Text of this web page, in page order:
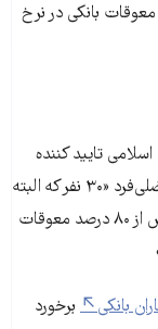
بانکی در نرخ
مجلس شورای اسلامی تایید کننده
گفته‌های این اقتصاددان است. به گفته مصطفی افضلی‌فرد «۳۰ نفر که البته
اسامی برخی از این افراد در رسانه‌ها مطرح شده، بیش از ۸۰ درصد معوقات
بانکی
برخورد